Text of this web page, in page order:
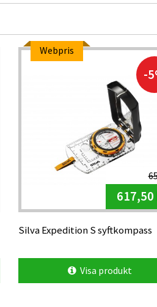
Webpris
-
Silva Expedition S syftkompass
Visa produkt